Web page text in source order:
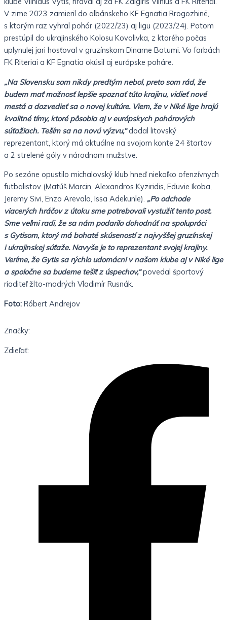
V zime 2023 zamieril do albánskeho KF Egnatia Rrogozhinë,
s ktorým raz vyhral pohár (2022/23) aj ligu (2023/24). Potom
prestúpil do ukrajinského Kolosu Kovalivka, z ktorého počas
uplynulej jari hosťoval v gruzínskom Diname Batumi. Vo farbách
FK Riteriai a KF Egnatia okúsil aj európske poháre.
„Na Slovensku som nikdy predtým nebol, preto som rád, že
budem mať možnosť lepšie spoznať túto krajinu, vidieť nové
mestá a dozvedieť sa o novej kultúre. Viem, že v Niké lige hrajú
kvalitné tímy, ktoré pôsobia aj v európskych pohárových
súťažiach. Teším sa na novú výzvu,“dodal litovský
reprezentant, ktorý má aktuálne na svojom konte 24 štartov
a 2 strelené góly v národnom mužstve.
Po sezóne opustilo michalovský klub hneď niekoľko ofenzívnych
futbalistov (Matúš Marcin, Alexandros Kyziridis, Eduvie Ikoba,
Jeremy Sivi, Enzo Arevalo, Issa Adekunle). „Po odchode
viacerých hráčov z útoku sme potrebovali vystužiť tento post.
Sme veľmi radi, že sa nám podarilo dohodnúť na spolupráci
s Gytisom, ktorý má bohaté skúseností z najvyššej gruzínskej
i ukrajinskej súťaže. Navyše je to reprezentant svojej krajiny.
Veríme, že Gytis sa rýchlo udomácni v našom klube aj v Niké lige
a spoločne sa budeme tešiť z úspechov,“povedal športový
riaditeľ žlto-modrých Vladimír Rusnák.
Foto: Róbert Andrejov
Značky:
Zdieľať: